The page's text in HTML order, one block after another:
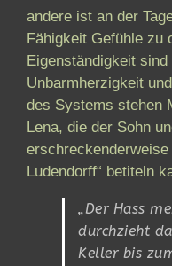
andere ist an der
Fähigkeit Gefühle zu
Eigenständigkeit
Unbarmherzigkeit
des Systems stehen
Lena, die der Sohn
Ludendorff“ betiteln
„Der Hass
durchzieht
Keller bis